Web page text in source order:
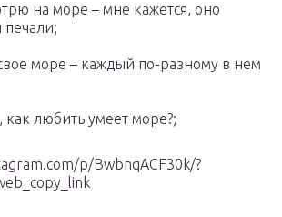
на море – мне кажется, оно
печали;
море – каждый по-разному в нем
любить умеет море?;
p/BwbnqACF30k/?